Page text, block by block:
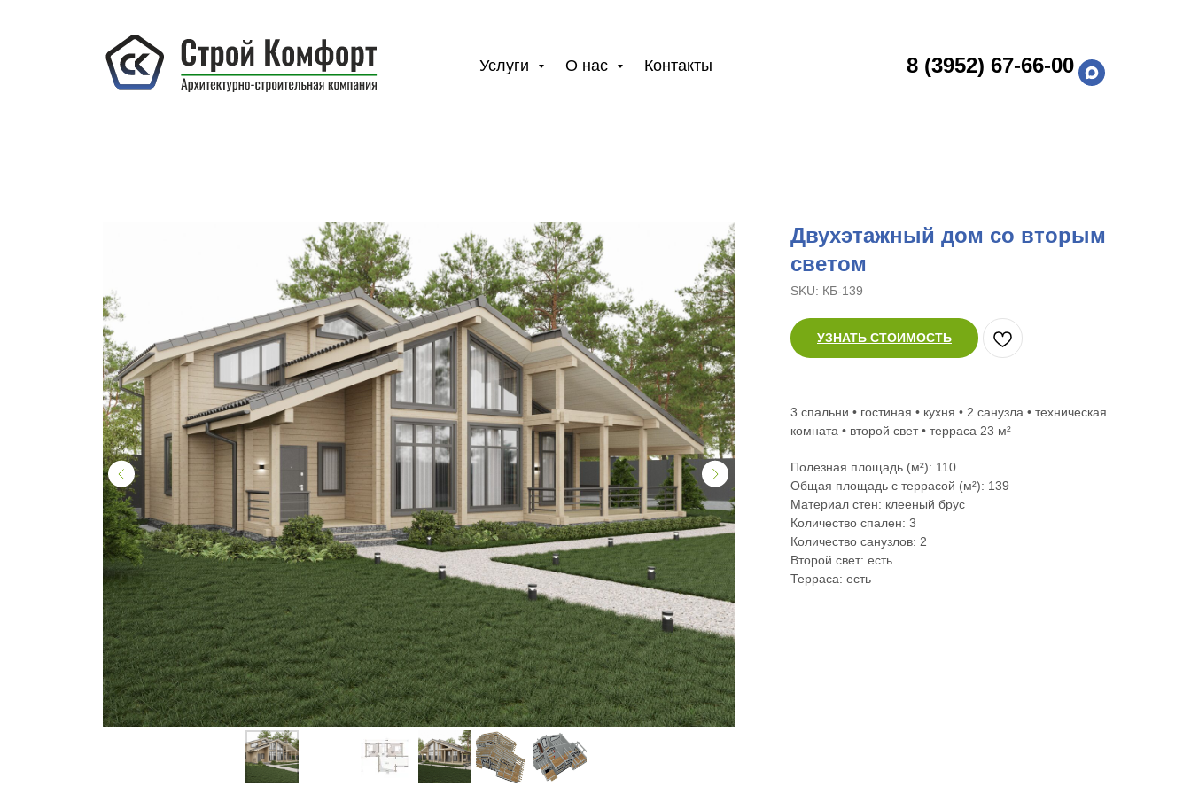
Услуги О нас Контакты 8 (3952) 67-66-00
Двухэтажный дом со вторым
светом
SKU: КБ-139
УЗНАТЬ СТОИМОСТЬ
3 спальни • гостиная • кухня • 2 санузла • техническая
комната • второй свет • терраса 23 м²
Полезная площадь (м²): 110
Общая площадь с террасой (м²): 139
Материал стен: клееный брус
Количество спален: 3
Количество санузлов: 2
Второй свет: есть
Терраса: есть